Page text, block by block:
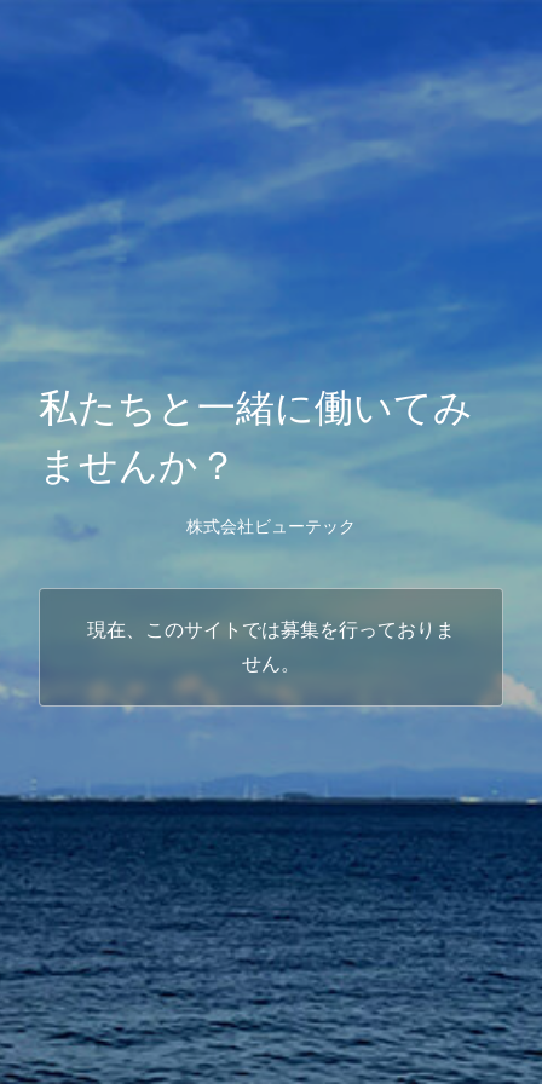
私たちと一緒に働いてみ
ませんか？
株式会社ビューテック
現在、このサイトでは募集を行っておりま
せん。